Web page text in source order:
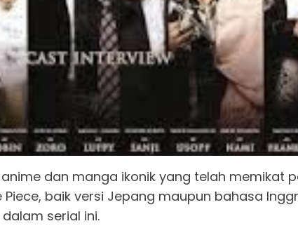
dan manga ikonik yang telah memikat
Piece, baik versi Jepang maupun bahasa
serial ini.